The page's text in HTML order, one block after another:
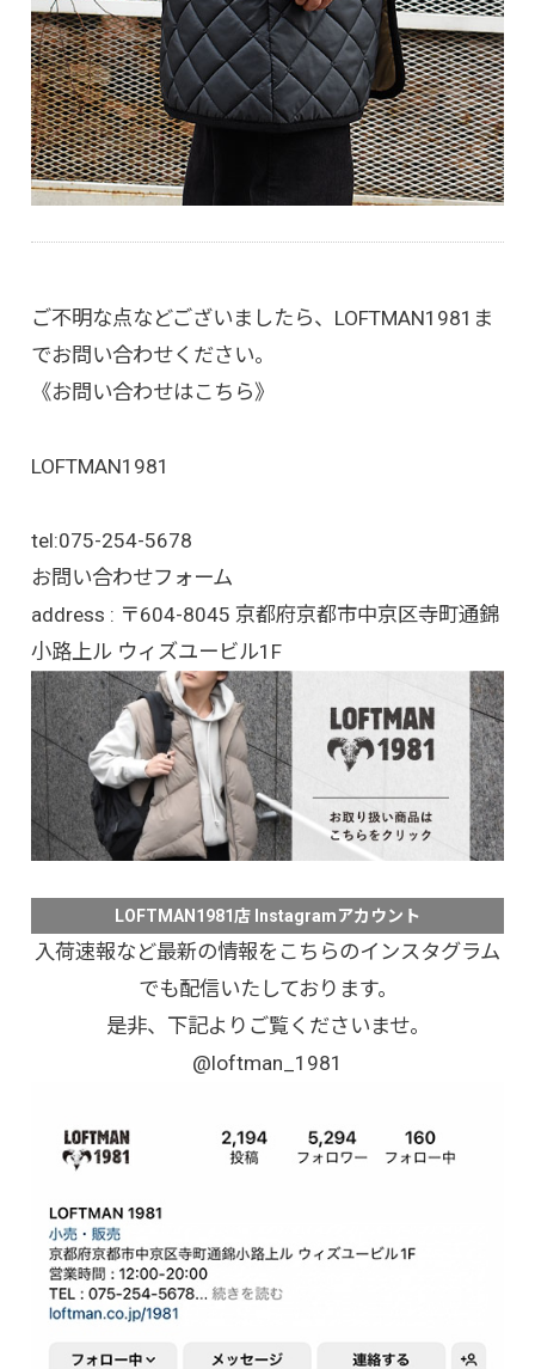
ご不明な点などございましたら、LOFTMAN1981ま
でお問い合わせください。
《お問い合わせはこちら》
LOFTMAN1981
tel:075-254-5678
お問い合わせフォーム
address : 〒604-8045 京都府京都市中京区寺町通錦
小路上ル ウィズユービル1F
LOFTMAN1981店 Instagramアカウント
入荷速報など最新の情報をこちらのインスタグラム
でも配信いたしております。
是非、下記よりご覧くださいませ。
@loftman_1981